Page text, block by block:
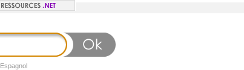
Espagnol